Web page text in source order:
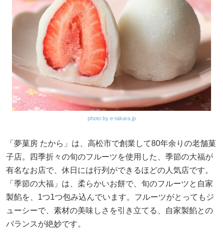
photo by e-takara.jp
「夢菓房 たから」は、高松市で創業して80年余りの老舗菓
子店。四季折々の旬のフルーツを使用した、季節の大福が
有名なお店で、休日には行列ができるほどの人気店です。
「季節の大福」は、柔らかいお餅で、旬のフルーツと自家
製餡を、1つ1つ包み込んでいます。フルーツがとってもジ
ューシーで、素材の美味しさを引き立てる、自家製餡との
バランスが絶妙です。